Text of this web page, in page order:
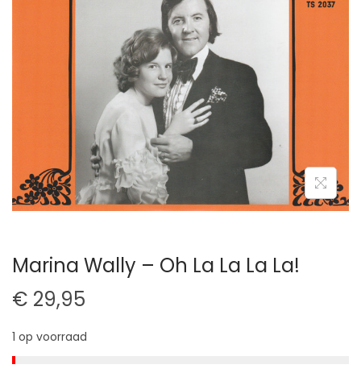
t
i
e
u
d
Marina Wally – Oh La La La La!
€ 29,95
1 op voorraad